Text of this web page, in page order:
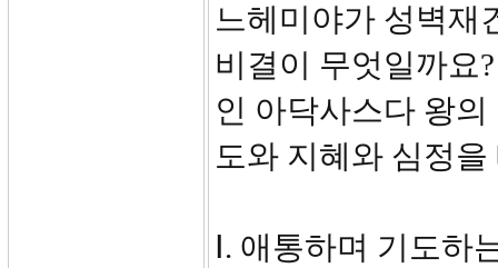
느헤미야가 성벽재
비결이 무엇일까요
인 아닥사스다 왕
도와 지혜와 심정
Ⅰ. 애통하며 기도하